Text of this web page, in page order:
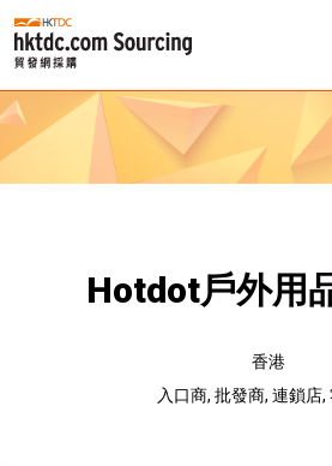
Hotdot戶外用
香港
入口商, 批發商, 連鎖店,